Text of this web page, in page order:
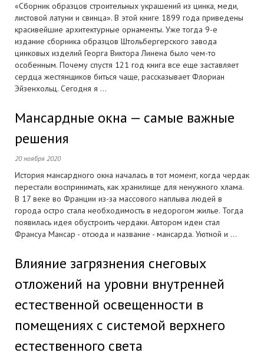
«Сборник образцов строительных украшений из цинка, меди,
листовой латуни и свинца». В этой книге 1899 года приведены
красивейшие архитектурные орнаменты. Уже тогда 9-е
издание сборника образцов Штольбергерского завода
цинковых изделий Георга Виктора Линена было чем-то
особенным. Почему спустя 121 год книга все еще заставляет
сердца жестянщиков биться чаще, рассказывает Флориан
Эйзенхольц. Сегодня я ...
Мансардные окна — самые важные
решения
20 ноября 2020
История мансардного окна началась в тот момент, когда чердак
перестали воспринимать, как хранилище для ненужного хлама.
В 17 веке во Франции из-за массового наплыва людей в
города остро стала необходимость в недорогом жилье. Тогда
появилась идея обустроить чердаки. Автором идеи стал
Франсуа Мансар - отсюда и название - мансарда. Уютной и ...
Влияние загрязнения снеговых
отложений на уровни внутренней
естественной освещенности в
помещениях с системой верхнего
естественного света